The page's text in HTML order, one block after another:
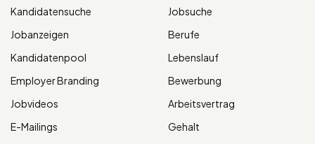
Kandidatensuche
Jobanzeigen
Kandidatenpool
Employer Branding
Jobvideos
E-Mailings
Jobsuche
Berufe
Lebenslauf
Bewerbung
Arbeitsvertrag
Gehalt